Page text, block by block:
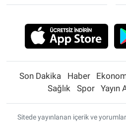
Son Dakika Haber
Sağlık
Spor Yayın
Sitede yayınlanan içerik ve